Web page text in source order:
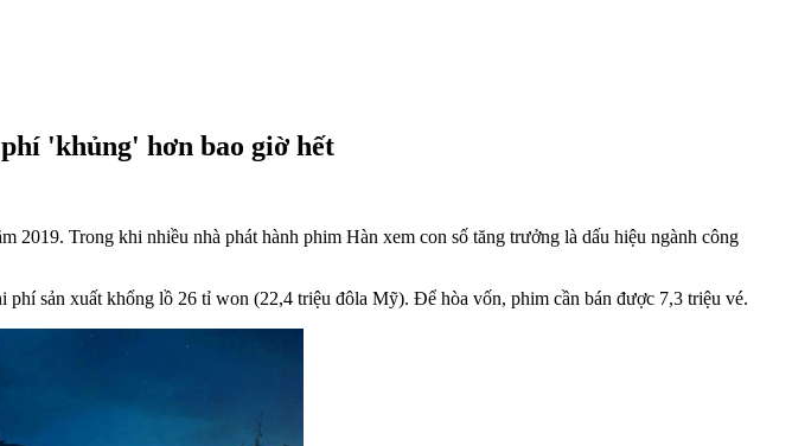
'khủng' hơn bao giờ hết
Trong khi nhiều nhà phát hành phim Hàn xem con số tăng trưởng là dấu hiệu ngành công
sản xuất khổng lồ 26 tỉ won (22,4 triệu đôla Mỹ). Để hòa vốn, phim cần bán được 7,3 triệu vé.